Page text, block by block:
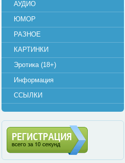
АУДИО
ЮМОР
РАЗНОЕ
КАРТИНКИ
Эротика (18+)
Информация
ССЫЛКИ
Регистрация (всего за 10